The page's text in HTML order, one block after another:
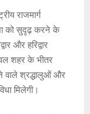
राजमार्ग
को सुदृढ़ करने के
और हरिद्वार
शहर के भीतर
वाले श्रद्धालुओं और
मिलेगी।